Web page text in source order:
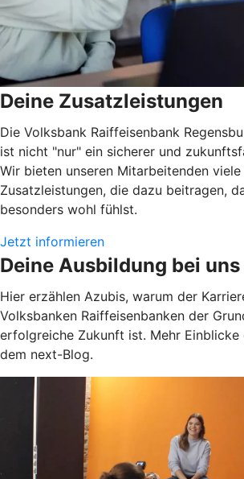
Deine Zusatzleistungen
Die Volksbank Raiffeisenbank
ist nicht "nur" ein sicherer und
Wir bieten unseren Mitarbeitenden
Zusatzleistungen, die dazu beitragen,
besonders wohl fühlst.
Jetzt informieren
Deine Ausbildung bei uns
Hier erzählen Azubis, warum der
Volksbanken Raiffeisenbanken der
erfolgreiche Zukunft ist. Mehr
dem next-Blog.